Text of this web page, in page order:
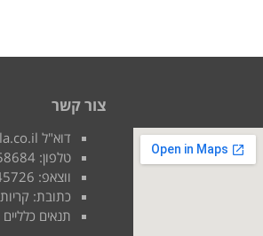
צור קשר
דוא"ל aric28@walla.co.il
טלפון: 054-5758684
ווצאפ: 054-3045726
כתובת: קריות
תנאים כלליים